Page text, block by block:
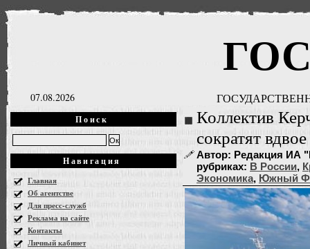
07.08.2026
Поиск
Навигация
Главная
Об агентстве
Для пресс-служб
Реклама на сайте
Контакты
Личный кабинет
Коллектив
сократят
Автор: Редакция ИА
рубриках: В России,
Экономика, Южный